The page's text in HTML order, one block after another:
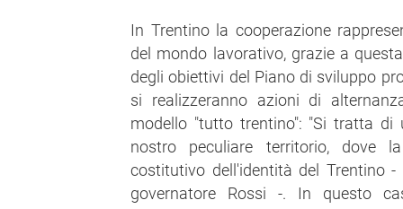
In Trentino la cooperazione
del mondo lavorativo, grazie a
degli obiettivi del Piano di sviluppo
si realizzeranno azioni di
modello "tutto trentino": "Si tratta
nostro peculiare territorio, dove
costitutivo dell'identità del Trentino
governatore Rossi -. In questo